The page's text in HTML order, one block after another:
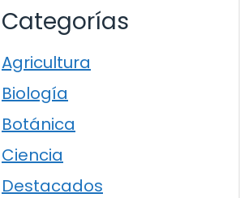
Categorías
Agricultura
Biología
Botánica
Ciencia
Destacados